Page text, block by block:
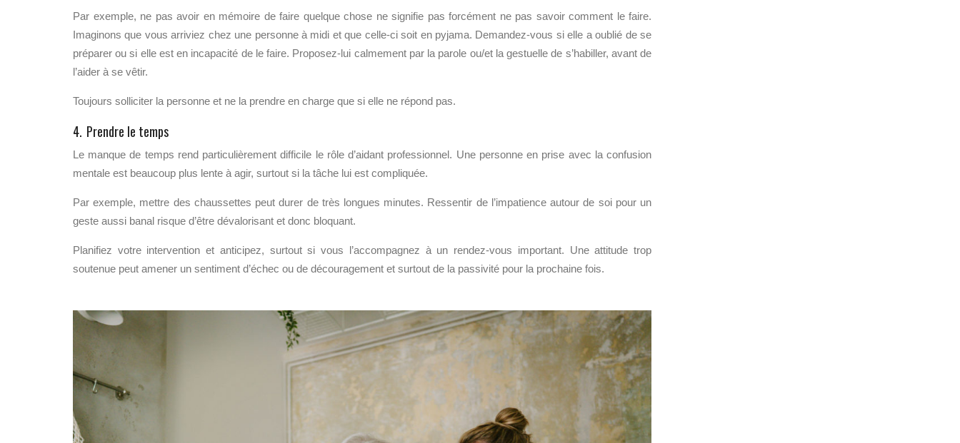
Par exemple, ne pas avoir en mémoire de faire quelque chose ne signifie pas forcément ne pas savoir comment le faire.
Imaginons que vous arriviez chez une personne à midi et que celle-ci soit en pyjama. Demandez-vous si elle a oublié de se
préparer ou si elle est en incapacité de le faire. Proposez-lui calmement par la parole ou/et la gestuelle de s’habiller, avant de
l’aider à se vêtir.
Toujours solliciter la personne et ne la prendre en charge que si elle ne répond pas.
4. Prendre le temps
Le manque de temps rend particulièrement difficile le rôle d’aidant professionnel. Une personne en prise avec la confusion
mentale est beaucoup plus lente à agir, surtout si la tâche lui est compliquée.
Par exemple, mettre des chaussettes peut durer de très longues minutes. Ressentir de l’impatience autour de soi pour un
geste aussi banal risque d’être dévalorisant et donc bloquant.
Planifiez votre intervention et anticipez, surtout si vous l’accompagnez à un rendez-vous important. Une attitude trop
soutenue peut amener un sentiment d’échec ou de découragement et surtout de la passivité pour la prochaine fois.